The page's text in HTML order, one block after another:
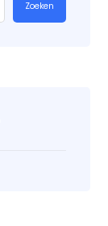
Zoeken